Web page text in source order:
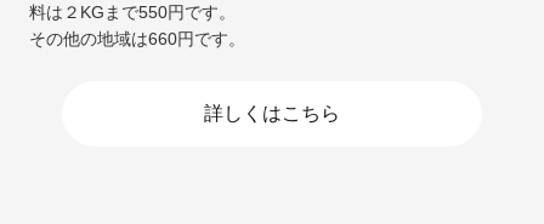
料は２KGまで550円です。
その他の地域は660円です。
詳しくはこちら